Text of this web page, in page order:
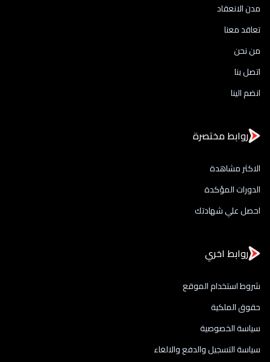
مدن الانعقاد
تعاقد معنا
من نحن
اتصل بنا
انضم الينا
روابط مختصرة
الاكثر مشاهدة
الدورات المؤكدة
احصل علي شهادتك
روابط اخري
شروط استخدام الموقع
حقوق الملكية
سياسة الخصوصية
سياسة التسجيل والدفع والالغاء